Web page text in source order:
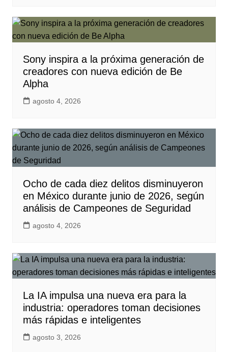
Sony inspira a la próxima generación de
creadores con nueva edición de Be
Alpha
agosto 4, 2026
Ocho de cada diez delitos disminuyeron
en México durante junio de 2026, según
análisis de Campeones de Seguridad
agosto 4, 2026
La IA impulsa una nueva era para la
industria: operadores toman decisiones
más rápidas e inteligentes
agosto 3, 2026